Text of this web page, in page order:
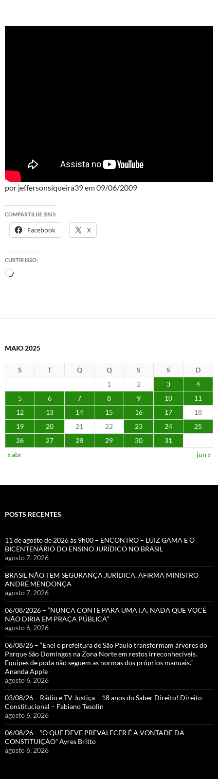
por jeffersonsiqueira39 em 09/06/2009
COMPARTILHE ISSO:
Facebook X
CURTIR ISSO:
Carregando...
MAIO 2025
S T Q Q S S
D
1
2 3
4
5
6 7 8 9 10
11
12
13 14 15 16 17
18
19
20 21 22 23 24
25
26
27 28 29 30
31
« abr
jun »
POSTS RECENTES
11 de agosto de 2026 às 9h00 – ENCONTRO – LUIZ GAMA E O
BICENTENÁRIO DO ENSINO JURÍDICO NO BRASIL
agosto 7, 2026
BRASIL NÃO TEM SEGURANÇA JURÍDICA, AFIRMA MINISTRO
ANDRÉ MENDONÇA
agosto 7, 2026
06/08/2026 – “NUNCA CONTE PARA UMA I.A. NADA QUE VOCÊ
NÃO DIRIA EM PRAÇA PÚBLICA”
agosto 6, 2026
06/08/26 – “Enel e prefeitura de São Paulo transformam árvores do
Parque São Domingos na Zona Norte em restos irreconhecíveis.
Equipes de poda não seguem as normas dos próprios manuais.”
Ananda Apple
agosto 6, 2026
03/08/26 – Rádio e TV Justiça – 18 anos do Saber Direito! Direito
Constitucional – Fabiano Tesolin
agosto 6, 2026
06/08/26 – “O QUE DEVE PREVALECER É A VONTADE DA
CONSTITUIÇÃO” Ayres Britto
agosto 6, 2026